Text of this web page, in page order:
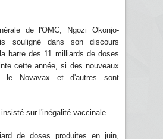
de l'OMC, Ngozi Okonjo-
souligné dans son discours
barre des 11 milliards de doses
cette année, si des nouveaux
le Novavax et d'autres sont
sur l'inégalité vaccinale.
de doses produites en juin,